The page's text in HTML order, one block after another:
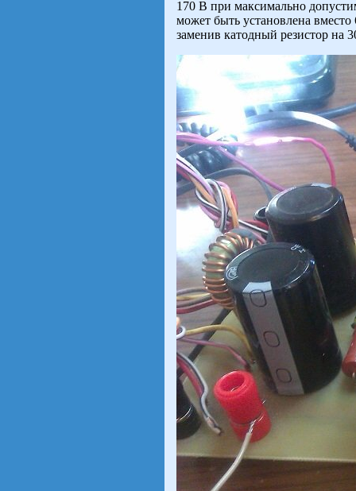
170 В при максимально
может быть установлена
заменив катодный резистор на